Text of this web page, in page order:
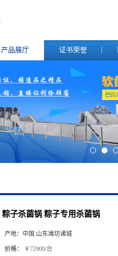
产品展厅 证书荣誉
粽子杀菌锅 粽子专用杀菌锅
产地： 中国 山东潍坊诸城
价格： ￥72900/台